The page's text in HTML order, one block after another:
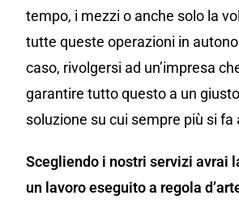
tempo, i mezzi o anche solo la
tutte queste operazioni in
caso, rivolgersi ad un’impresa
garantire tutto questo a un
soluzione su cui sempre più si
Scegliendo i nostri servizi avrai
un lavoro eseguito a regola